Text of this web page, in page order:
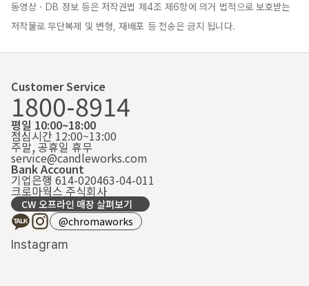
동영상 · DB 정보 등은 저작권법 제4조 제6항에 의거 법적으로 보호받는
저작물로 무단복제 및 변형, 재배포 등 전송은 금지 됩니다.
Customer Service
1800-8914
평일 10:00~18:00
점심시간 12:00~13:00
주말, 공휴일 휴무
service@candleworks.com
Bank Account
기업은행 614-020463-04-011
크로마웍스 주식회사
CW 오프라인 매장 살펴보기
@chromaworks
Instagram